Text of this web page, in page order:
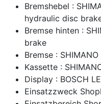
Bremshebel :
hydraulic disc
Bremse hinten :
brake
Bremse :
Kassette :
Display : BOSCH
Einsatzzweck